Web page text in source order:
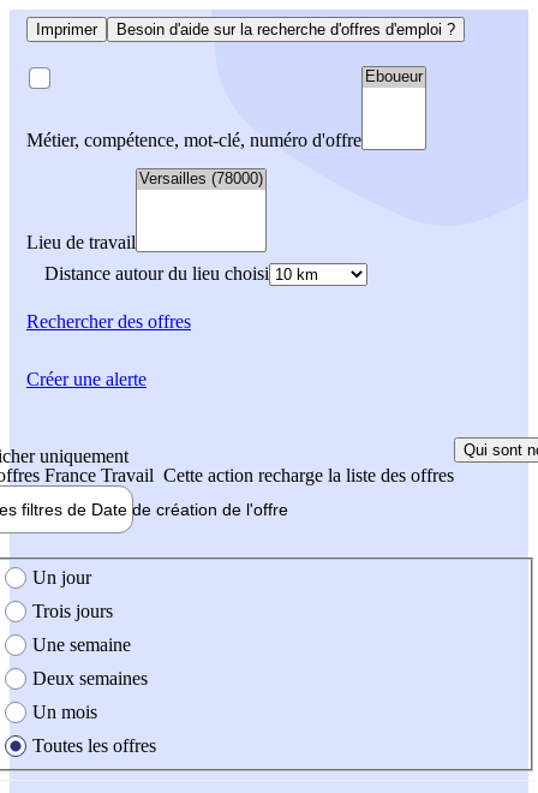
Imprimer Besoin d'aide sur la recherche d'offres d'emploi ?
Métier, compétence, mot-clé, numéro d'offre
Lieu de travail
Distance autour du lieu choisi
Rechercherdes offres
uniquement
France Travail Cette action recharge la liste des offres
Qui sont
filtres de Date de création de l'offre
création de l'offre
Un jour
Trois jours
Une semaine
Deux semaines
Un mois
Toutes les offres
Créer une alerte